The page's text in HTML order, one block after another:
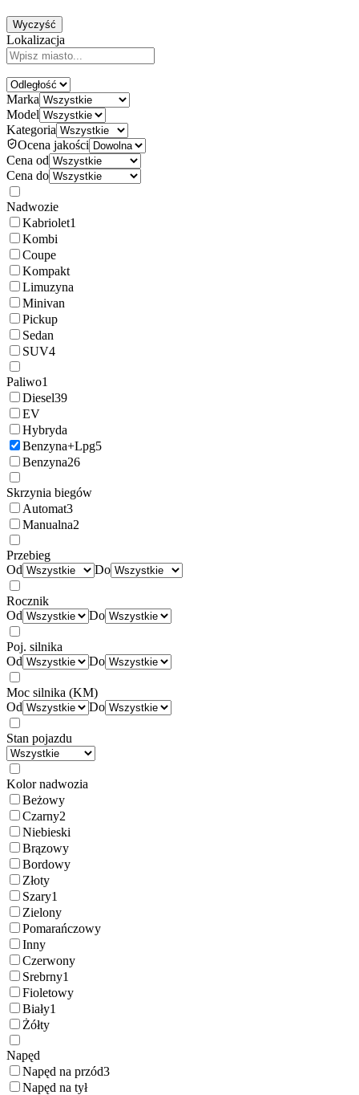
Wyczyść
Lokalizacja
Marka
Model
Kategoria
Ocena jakości
Cena od
Cena do
Nadwozie
Kabriolet1
Kombi
Coupe
Kompakt
Limuzyna
Minivan
Pickup
Sedan
SUV4
Paliwo1
Diesel39
EV
Hybryda
Benzyna+Lpg5
Benzyna26
Skrzynia biegów
Automat3
Manualna2
Przebieg
Od
Do
Rocznik
Od
Do
Poj. silnika
Od
Do
Moc silnika (KM)
Od
Do
Stan pojazdu
Kolor nadwozia
Beżowy
Czarny2
Niebieski
Brązowy
Bordowy
Złoty
Szary1
Zielony
Pomarańczowy
Inny
Czerwony
Srebrny1
Fioletowy
Biały1
Żółty
Napęd
Napęd na przód3
Napęd na tył